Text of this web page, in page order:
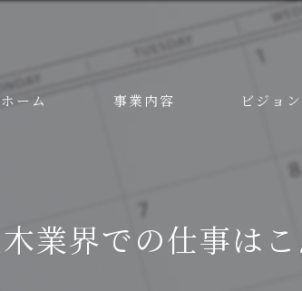
ホーム 事業内容 ビジョン
業界での仕事は